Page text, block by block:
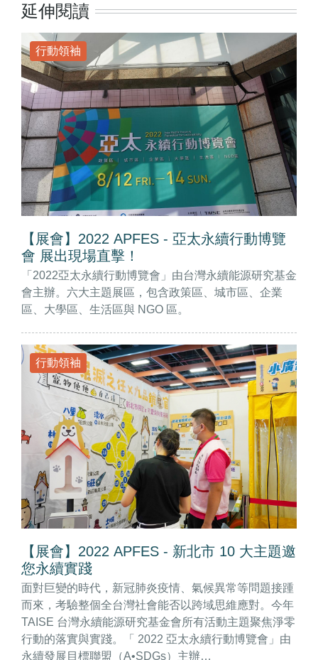
延伸閱讀
行動領袖
【展會】2022 APFES - 亞太永續行動博覽
會 展出現場直擊！
「2022亞太永續行動博覽會」由台灣永續能源研究基金
會主辦。六大主題展區，包含政策區、城市區、企業
區、大學區、生活區與 NGO 區。
行動領袖
【展會】2022 APFES - 新北市 10 大主題邀
您永續實踐
面對巨變的時代，新冠肺炎疫情、氣候異常等問題接踵
而來，考驗整個全台灣社會能否以跨域思維應對。今年
TAISE 台灣永續能源研究基金會所有活動主題聚焦淨零
行動的落實與實踐。「 2022 亞太永續行動博覽會」由
永續發展目標聯盟（A•SDGs）主辦…